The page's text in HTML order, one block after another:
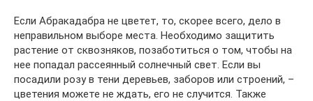
Если Абракадабра не цветет, то, скорее всего, дело в
неправильном выборе места. Необходимо защитить
растение от сквозняков, позаботиться о том, чтобы на
нее попадал рассеянный солнечный свет. Если вы
посадили розу в тени деревьев, заборов или строений, –
цветения можете не ждать, его не случится. Также